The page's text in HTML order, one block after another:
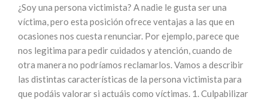
¿Soy una persona victimista? A nadie le gusta ser una
víctima, pero esta posición ofrece ventajas a las que en
ocasiones nos cuesta renunciar. Por ejemplo, parece que
nos legitima para pedir cuidados y atención, cuando de
otra manera no podríamos reclamarlos. Vamos a describir
las distintas características de la persona victimista para
que podáis valorar si actuáis como víctimas. 1. Culpabilizar